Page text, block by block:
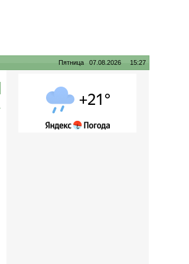
Пятница 07.08.2026 15:27